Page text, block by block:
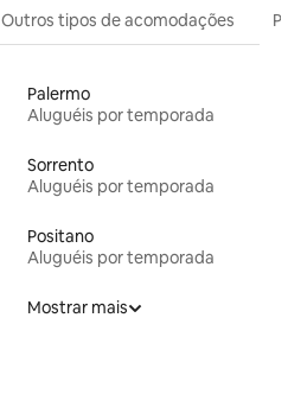
Outros tipos de acomodações
Palermo
Aluguéis por temporada
Sorrento
Aluguéis por temporada
Positano
Aluguéis por temporada
Mostrar mais